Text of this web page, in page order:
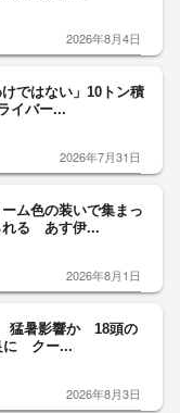
2026年8月4日
ではない」10トン積
イバー...
2026年7月31日
ム色の装いで集まっ
れる あす伊...
2026年8月1日
猛暑影響か 18頭の
に クー...
2026年8月3日